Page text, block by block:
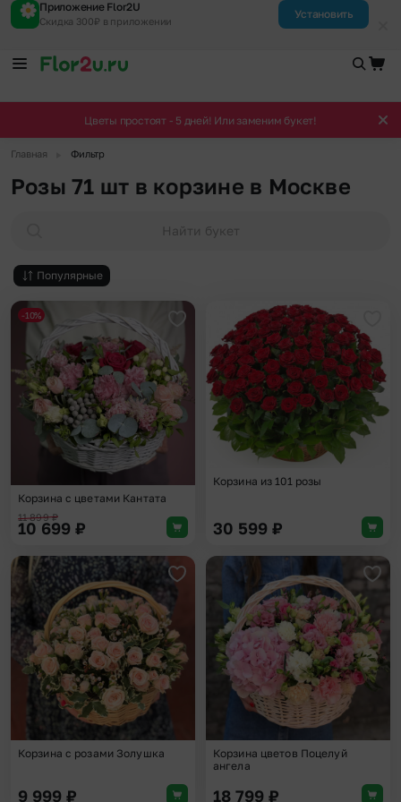
Приложение Flor2U
Скидка 300₽ в приложении
Установить
Цветы простоят - 5 дней! Или заменим букет!
Главная Фильтр
Розы 71 шт в корзине в Москве
Найти букет
Популярные
Добавить в избранное
-10%
Корзина с цветами Кантата
11 899₽
10 699 ₽
Корзина из 101 розы
30 599 ₽
Добавить в избранное
Корзина с розами Золушка
9 999 ₽
Корзина цветов Поцелуй
ангела
18 799 ₽